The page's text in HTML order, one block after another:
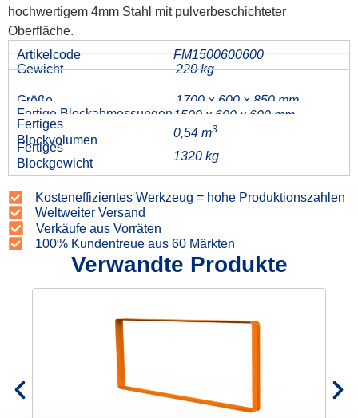
hochwertigem 4mm Stahl mit pulverbeschichteter
Oberfläche.
Artikelcode
FM1500600600
Gewicht
220 kg
Größe
1700 × 600 × 850 mm
Fertige Blockabmessungen 1500 x 600 x 600 mm
Fertiges
Blockvolumen
0,54 m3
Fertiges
Blockgewicht
1320 kg
Kosteneffizientes Werkzeug = hohe Produktionszahlen
Weltweiter Versand
Verkäufe aus Vorräten
100% Kundentreue aus 60 Märkten
Verwandte Produkte